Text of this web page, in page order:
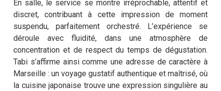
En salle, le service se montre irréprochable, attentif et
discret, contribuant à cette impression de moment
suspendu, parfaitement orchestré. L’expérience se
déroule avec fluidité, dans une atmosphère de
concentration et de respect du temps de dégustation.
Tabi s’affirme ainsi comme une adresse de caractère à
Marseille : un voyage gustatif authentique et maîtrisé, où
la cuisine japonaise trouve une expression singulière au